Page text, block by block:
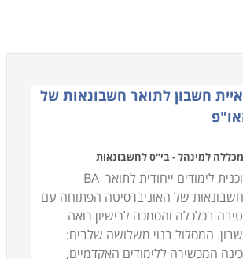
חשבון לתואר חשבונאות של
למינהל - בי"ס לחשבונאות
תוכנית לימודים ייחודית לתואר BA
של האוניברסיטה הפתוחה עם
בכלכלה והסמכה לרישיון רואה
המסלול בנוי משלושה שלבים:
המכשירה ללימודים האקדמיים,